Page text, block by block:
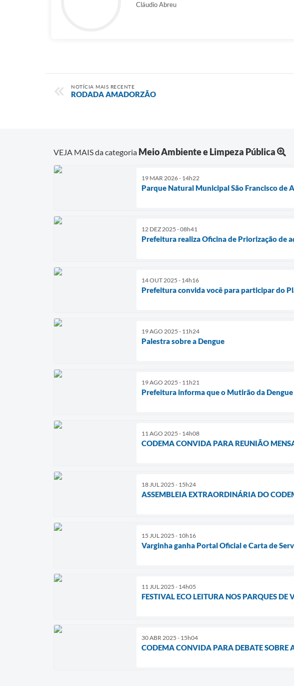
Cláudio Abreu
NOTÍCIA MAIS RECENTE
RODADA AMADORZÃO
VEJA MAIS da categoria Meio Ambiente e Limpeza Pública
19 MAR 2026 - 14h22
Parque Natural Municipal São Francisco de
12 DEZ 2025 - 08h41
Prefeitura realiza Oficina de Priorização de
14 OUT 2025 - 14h16
Prefeitura convida você para participar do
19 AGO 2025 - 11h24
Palestra sobre a Dengue
19 AGO 2025 - 11h21
Prefeitura informa que o Mutirão da
11 AGO 2025 - 14h08
CODEMA CONVIDA PARA REUNIÃO
18 JUL 2025 - 15h24
ASSEMBLEIA EXTRAORDINÁRIA DO
15 JUL 2025 - 10h16
Varginha ganha Portal Oficial e Carta de
11 JUL 2025 - 14h05
FESTIVAL ECO LEITURA NOS PARQUES DE
30 ABR 2025 - 15h04
CODEMA CONVIDA PARA DEBATE